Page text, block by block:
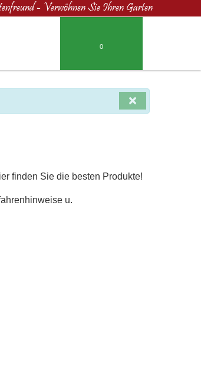
- Verwöhnen Sie Ihren Garten
0
×
finden Sie die besten Produkte!
u.